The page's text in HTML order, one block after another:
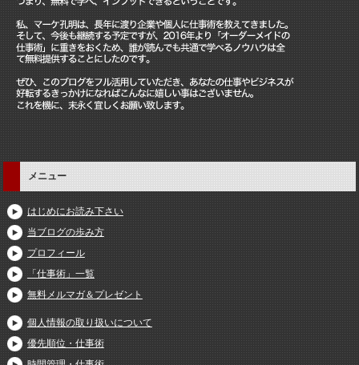
メニュー
はじめにお読み下さい
当ブログの歩み方
プロフィール
「仕事術」一覧
無料メルマガ＆プレゼント
個人情報の取り扱いについて
優先順位・仕事術